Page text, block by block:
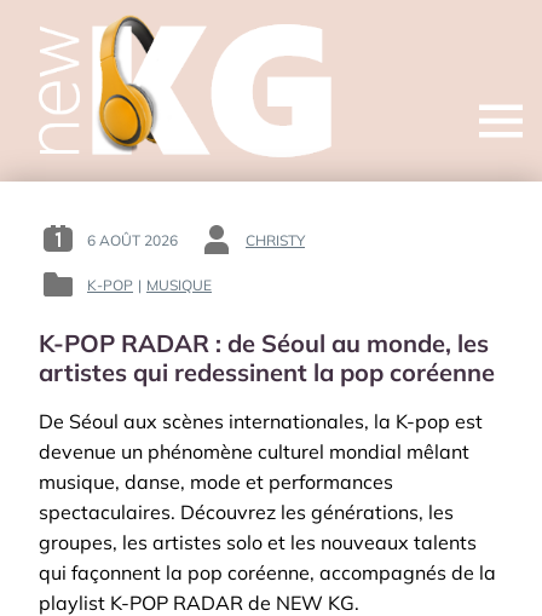
Open
POSTED
ON
6 AOÛT 2026
BY
CHRISTY
POSTED
:
K-POP | MUSIQUE
K-POP RADAR : de Séoul au monde, les
artistes qui redessinent la pop coréenne
De Séoul aux scènes internationales, la K-pop est
devenue un phénomène culturel mondial mêlant
musique, danse, mode et performances
spectaculaires. Découvrez les générations, les
groupes, les artistes solo et les nouveaux talents
qui façonnent la pop coréenne, accompagnés de la
playlist K-POP RADAR de NEW KG.